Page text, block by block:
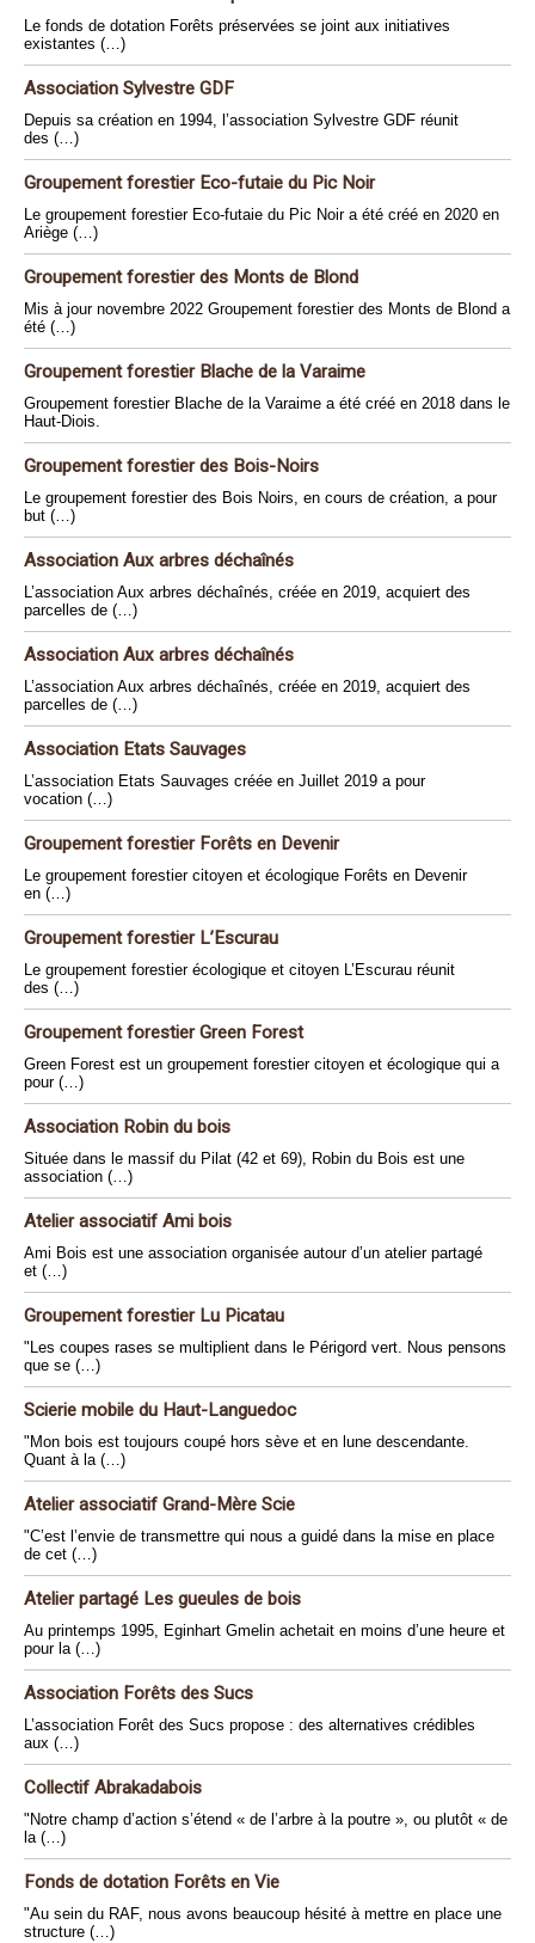
Le fonds de dotation Forêts préservées se joint aux initiatives
existantes (…)
Association Sylvestre GDF
Depuis sa création en 1994, l’association Sylvestre GDF réunit
des (…)
Groupement forestier Eco-futaie du Pic Noir
Le groupement forestier Eco-futaie du Pic Noir a été créé en 2020 en
Ariège (…)
Groupement forestier des Monts de Blond
Mis à jour novembre 2022 Groupement forestier des Monts de Blond a
été (…)
Groupement forestier Blache de la Varaime
Groupement forestier Blache de la Varaime a été créé en 2018 dans le
Haut-Diois.
Groupement forestier des Bois-Noirs
Le groupement forestier des Bois Noirs, en cours de création, a pour
but (…)
Association Aux arbres déchaînés
L’association Aux arbres déchaînés, créée en 2019, acquiert des
parcelles de (…)
Association Aux arbres déchaînés
L’association Aux arbres déchaînés, créée en 2019, acquiert des
parcelles de (…)
Association Etats Sauvages
L’association Etats Sauvages créée en Juillet 2019 a pour
vocation (…)
Groupement forestier Forêts en Devenir
Le groupement forestier citoyen et écologique Forêts en Devenir
en (…)
Groupement forestier L’Escurau
Le groupement forestier écologique et citoyen L’Escurau réunit
des (…)
Groupement forestier Green Forest
Green Forest est un groupement forestier citoyen et écologique qui a
pour (…)
Association Robin du bois
Située dans le massif du Pilat (42 et 69), Robin du Bois est une
association (…)
Atelier associatif Ami bois
Ami Bois est une association organisée autour d’un atelier partagé
et (…)
Groupement forestier Lu Picatau
"Les coupes rases se multiplient dans le Périgord vert. Nous pensons
que se (…)
Scierie mobile du Haut-Languedoc
"Mon bois est toujours coupé hors sève et en lune descendante.
Quant à la (…)
Atelier associatif Grand-Mère Scie
"C’est l’envie de transmettre qui nous a guidé dans la mise en place
de cet (…)
Atelier partagé Les gueules de bois
Au printemps 1995, Eginhart Gmelin achetait en moins d’une heure et
pour la (…)
Association Forêts des Sucs
L’association Forêt des Sucs propose : des alternatives crédibles
aux (…)
Collectif Abrakadabois
"Notre champ d’action s’étend « de l’arbre à la poutre », ou plutôt « de
la (…)
Fonds de dotation Forêts en Vie
"Au sein du RAF, nous avons beaucoup hésité à mettre en place une
structure (…)